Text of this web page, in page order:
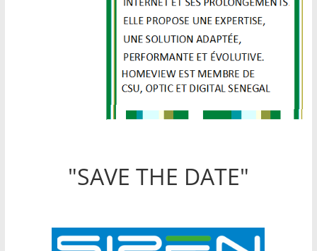
"SAVE THE DATE"